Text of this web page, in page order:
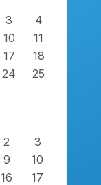
3
4
10
11
17
18
24
25
2
3
9
10
16
17